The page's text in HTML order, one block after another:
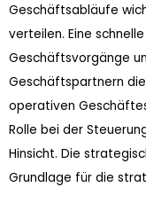
Geschäftsabläufe
verteilen. Eine
Geschäftsvorgänge
Geschäftspartnern
operativen
Rolle bei der
Hinsicht. Die
Grundlage für die